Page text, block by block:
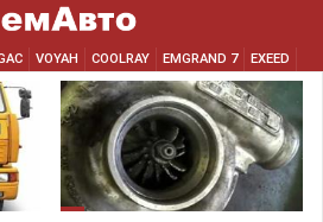
VOYAH COOLRAY EMGRAND 7 EXEED